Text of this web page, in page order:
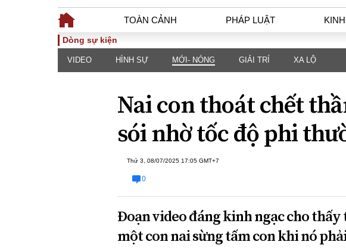
TOÀN CẢNH PHÁP LUẬT
TOÀN CẢNH
Chính sách
Đối thoại
PHÁP LUẬT
luật
Góc nhìn luật gia
Hồ sơ điều tra
Tiếng nói công dân
Dòng sự kiện
VIDEO HÌNH SỰ MỚI- NÓNG GIẢI TRÍ XA LỘ
Nai con thoát chết
sói nhờ tốc độ phi
Thứ 3, 08/07/2025 17:05 GMT+7
0
Đoạn video đáng kinh ngạc cho
một con nai sừng tấm con khi nó